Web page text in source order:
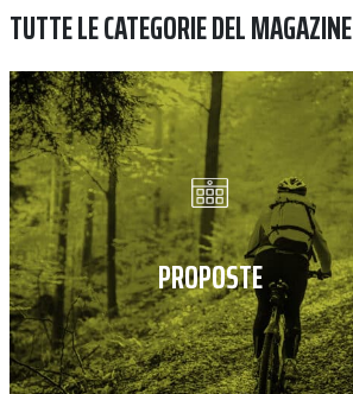
TUTTE LE CATEGORIE DEL MAGAZINE
PROPOSTE